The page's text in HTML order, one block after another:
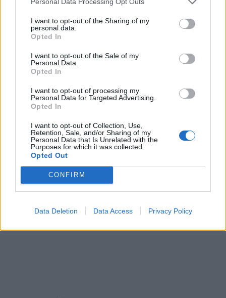
I want to opt-out of the Sharing of my
personal data.
Opted In
I want to opt-out of the Sale of my
Personal Data.
Opted In
I want to opt-out of processing my
Personal Data for Targeted Advertising.
Opted In
I want to opt-out of Collection, Use,
Retention, Sale, and/or Sharing of my
Personal Data that Is Unrelated with the
Purposes for which it was collected.
Opted Out
CONFIRM
Data Deletion Data Access Privacy Policy